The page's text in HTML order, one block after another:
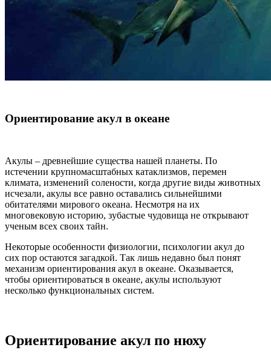
Ориентирование акул в океане
Акулы – древнейшие существа нашей планеты. По
истечении крупномасштабных катаклизмов, перемен
климата, изменений солености, когда другие виды животных
исчезали, акулы все равно оставались сильнейшими
обитателями мирового океана. Несмотря на их
многовековую историю, зубастые чудовища не открывают
ученым всех своих тайн.
Некоторые особенности физиологии, психологии акул до
сих пор остаются загадкой. Так лишь недавно был понят
механизм ориентирования акул в океане. Оказывается,
чтобы ориентироваться в океане, акулы используют
несколько функциональных систем.
Ориентирование акул по нюху